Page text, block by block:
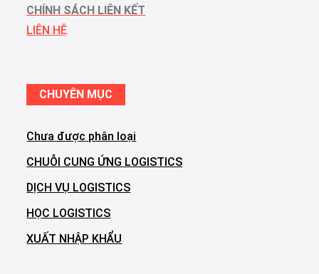
CHÍNH SÁCH LIÊN KẾT
LIÊN HỆ
CHUYÊN MỤC
Chưa được phân loại
CHUỖI CUNG ỨNG LOGISTICS
DỊCH VỤ LOGISTICS
HỌC LOGISTICS
XUẤT NHẬP KHẨU